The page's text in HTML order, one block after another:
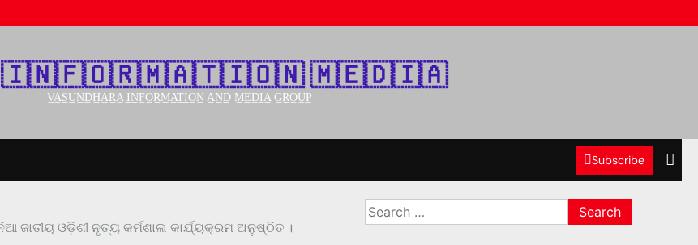
🇲‌🇪‌🇩‌🇮‌🇦‌
V̲A̲S̲U̲N̲D̲H̲A̲R̲A̲ I̲N̲F̲O̲R̲M̲A̲T̲I̲O̲N̲ A̲N̲D̲ M̲E̲D̲I̲A̲ G̲R̲O̲U̲P̲
Subscribe
ଓଡ଼ିଶୀ ନୃତ୍ୟ କର୍ମଶାଳା କାର୍ଯ୍ୟକ୍ରମ ଅନୁଷ୍ଠିତ ।
Search
for: